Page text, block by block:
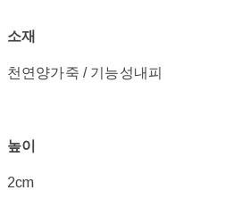
소재
천연양가죽 / 기능성내피
높이
2cm